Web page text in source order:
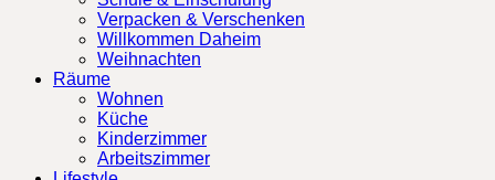
Verpacken & Verschenken
Willkommen Daheim
Weihnachten
Räume
Wohnen
Küche
Kinderzimmer
Arbeitszimmer